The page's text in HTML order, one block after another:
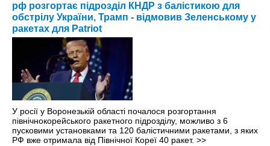
рф розгортає підрозділ КНДР з балістикою для
обстрілу України, Трамп - відмовив Зеленському у
ракетах для Patriot
У росії у Воронезькій області почалося розгортання
північнокорейського ракетного підрозділу, можливо з 6
пусковими установками та 120 балістичними ракетами, з яких
РФ вже отримала від Північної Кореї 40 ракет. >>